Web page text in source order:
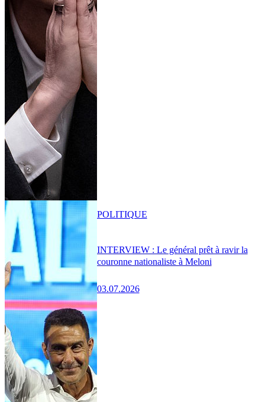
INTERVIEW : Le général prêt à ravir la
couronne nationaliste à Meloni
03.07.2026
POLITIQUE